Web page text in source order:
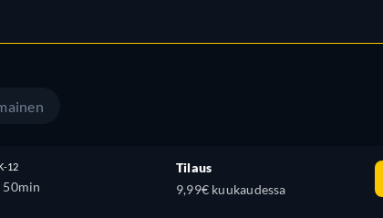
12
50min
Tilaus
9,99€ kuukaudessa